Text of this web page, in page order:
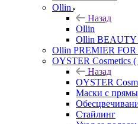
Ollin
Назад
Ollin
Ollin
Ollin PREMIER
OYSTER Cosmetics
Назад
OYSTER
Маски с
Стайлинг